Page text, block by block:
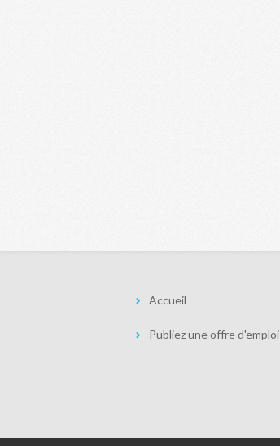
Accueil
Publiez une offre d'emploi